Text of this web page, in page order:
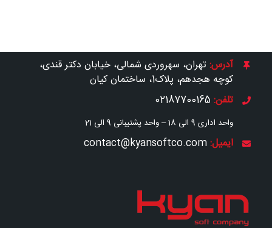
ایران
ریتیل
شو
۲۰۲۵
آدرس:تهران، سهروردی شمالی، خیابان دکتر قندی،
کوچه هجدهم، پلاک1، ساختمان کیان
تلفن:02187700165
واحد اداری 9 الی 18 – واحد پشتیبانی 9 الی 21
ایمیل:contact@kyansoftco.com